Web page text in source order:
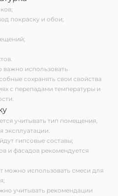
покраску и обои;
использовать
сохранять свои свойства
с перепадами температуры и
учитывать тип помещения,
эксплуатации.
гипсовые составы;
и фасадов рекомендуется
можно использовать смеси для
учитывать рекомендации